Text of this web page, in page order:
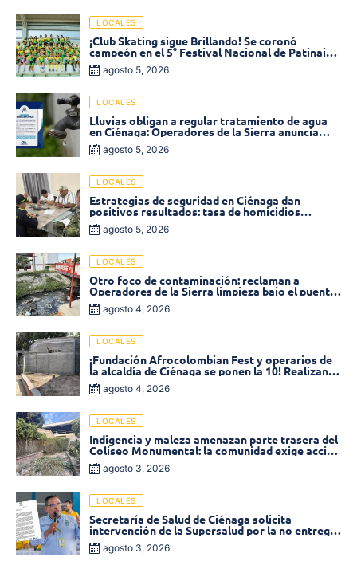
LOCALES
¡Club Skating sigue Brillando! Se coronó
campeón en el 5° Festival Nacional de Patinaje
«Soledad sobre Ruedas»
agosto 5, 2026
LOCALES
Lluvias obligan a regular tratamiento de agua
en Ciénaga: Operadores de la Sierra anuncia
baja presión en varios sectores
agosto 5, 2026
LOCALES
Estrategias de seguridad en Ciénaga dan
positivos resultados: tasa de homicidios
disminuyó un 58% en 2026
agosto 5, 2026
LOCALES
Otro foco de contaminación: reclaman a
Operadores de la Sierra limpieza bajo el puente
de la calle 19 con carrera 11
agosto 4, 2026
LOCALES
¡Fundación Afrocolombian Fest y operarios de
la alcaldía de Ciénaga se ponen la 10! Realizan
limpieza de la parte posterior del Coliseo
Monumental
agosto 4, 2026
LOCALES
Indigencia y maleza amenazan parte trasera del
Coliseo Monumental: la comunidad exige acción
inmediata!
agosto 3, 2026
LOCALES
Secretaría de Salud de Ciénaga solicita
intervención de la Supersalud por la no entrega
de medicamentos en las EPS
agosto 3, 2026